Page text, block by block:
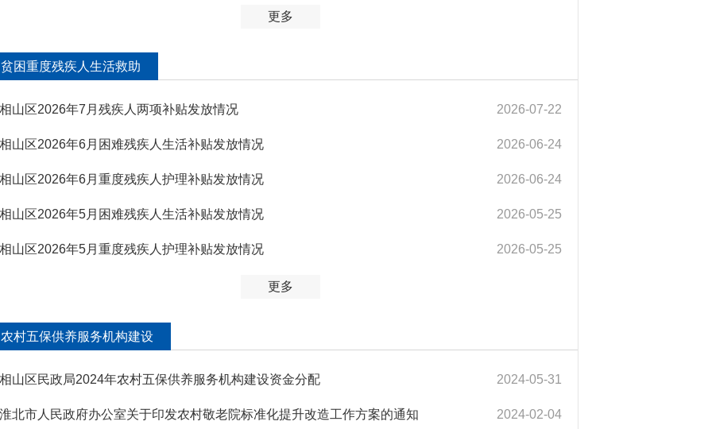
更多
贫困重度残疾人生活救助
2026-07-22
相山区2026年7月残疾人两项补贴发放情况
2026-06-24
相山区2026年6月困难残疾人生活补贴发放情况
2026-06-24
相山区2026年6月重度残疾人护理补贴发放情况
2026-05-25
相山区2026年5月困难残疾人生活补贴发放情况
2026-05-25
相山区2026年5月重度残疾人护理补贴发放情况
更多
农村五保供养服务机构建设
2024-05-31
相山区民政局2024年农村五保供养服务机构建设资金分配
2024-02-04
淮北市人民政府办公室关于印发农村敬老院标准化提升改造工作方案的通知